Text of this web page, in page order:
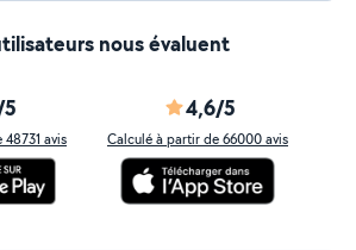
nous évaluent
avis
4,6/5
Calculé à partir de 66000 avis